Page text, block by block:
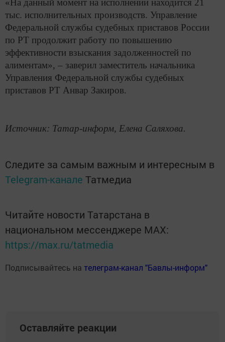
тыс. исполнительных производств. Управление
Федеральной службы судебных приставов России
по РТ продолжит работу по повышению
эффективности взыскания задолженностей по
алиментам», – заверил заместитель начальника
Управления Федеральной службы судебных
приставов РТ Анвар Закиров.
Источник: Татар-информ, Елена Саляхова.
Следите за самым важным и интересным в
Telegram-канале Татмедиа
Читайте новости Татарстана в
национальном мессенджере MАХ:
https://max.ru/tatmedia
Подписывайтесь на телеграм-канал "Бавлы-информ"
Оставляйте реакции